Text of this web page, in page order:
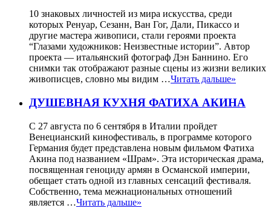
10 знаковых личностей из мира искусства, среди
которых Ренуар, Сезанн, Ван Гог, Дали, Пикассо и
другие мастера живописи, стали героями проекта
“Глазами художников: Неизвестные истории”. Автор
проекта — итальянский фотограф Дэн Баннино. Его
снимки так отображают разные сцены из жизни великих
живописцев, словно мы видим …Читать дальше»
ДУШЕВНАЯ КУХНЯ ФАТИХА АКИНА
С 27 августа по 6 сентября в Италии пройдет
Венецианский кинофестиваль, в программе которого
Германия будет представлена новым фильмом Фатиха
Акина под названием «Шрам». Эта историческая драма,
посвященная геноциду армян в Османской империи,
обещает стать одной из главных сенсаций фестиваля.
Собственно, тема межнациональных отношений
является …Читать дальше»